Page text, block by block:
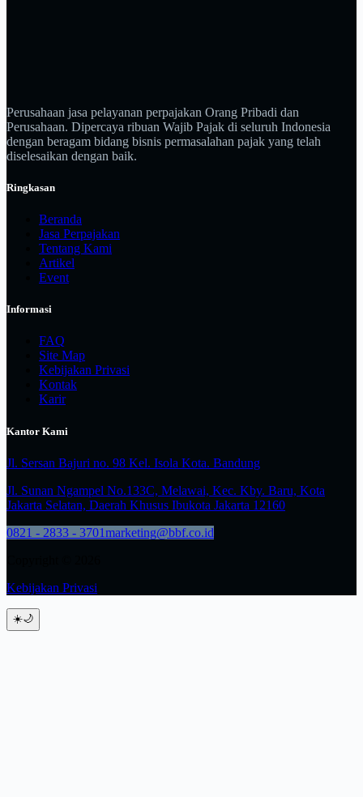
Perusahaan jasa pelayanan perpajakan Orang Pribadi dan
Perusahaan. Dipercaya ribuan Wajib Pajak di seluruh Indonesia
dengan beragam bidang bisnis permasalahan pajak yang telah
diselesaikan dengan baik.
Ringkasan
Beranda
Jasa Perpajakan
Tentang Kami
Artikel
Event
Informasi
FAQ
Site Map
Kebijakan Privasi
Kontak
Karir
Kantor Kami
Jl. Sersan Bajuri no. 98 Kel. Isola Kota. Bandung
Jl. Sunan Ngampel No.133C, Melawai, Kec. Kby. Baru, Kota
Jakarta Selatan, Daerah Khusus Ibukota Jakarta 12160
0821 - 2833 - 3701marketing@bbf.co.id
Kebijakan Privasi
☀️🌙